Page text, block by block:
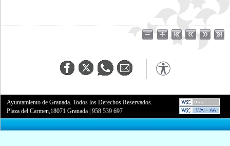
Ayuntamiento de Granada. Todos los Derechos Reservados.
Plaza del Carmen,18071 Granada |958 539 697